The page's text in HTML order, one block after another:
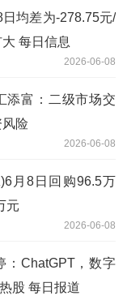
均差为-278.75元/
每日信息
2026-06-08
添富：二级市场交
险
2026-06-08
月8日回购96.5万
元
2026-06-08
：ChatGPT，数字
股 每日报道